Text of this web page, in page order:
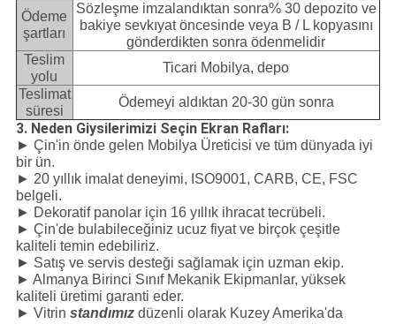
Ödeme
şartları
Sözleşme imzalandıktan sonra% 30 depozito ve
bakiye sevkıyat öncesinde veya B / L kopyasını
gönderdikten sonra ödenmelidir
Teslim
yolu
Ticari Mobilya, depo
Teslimat
süresi
Ödemeyi aldıktan 20-30 gün sonra
3. Neden Giysilerimizi Seçin Ekran Rafları:
► Çin'in önde gelen Mobilya Üreticisi ve tüm dünyada iyi
bir ün.
► 20 yıllık imalat deneyimi, ISO9001, CARB, CE, FSC
belgeli.
► Dekoratif panolar için 16 yıllık ihracat tecrübeli.
► Çin'de bulabileceğiniz ucuz fiyat ve birçok çeşitle
kaliteli temin edebiliriz.
► Satış ve servis desteği sağlamak için uzman ekip.
► Almanya Birinci Sınıf Mekanik Ekipmanlar, yüksek
kaliteli üretimi garanti eder.
► Vitrin standımızdüzenli olarak Kuzey Amerika'da